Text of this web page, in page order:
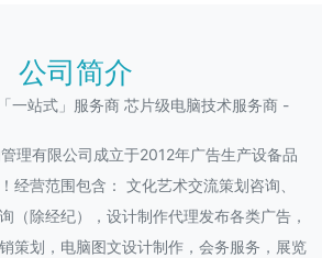
公司简介
一站式」服务商 芯片级电脑技术服务商 -
管理有限公司成立于2012年广告生产设备品
经营范围包含： 文化艺术交流策划咨询、
（除经纪），设计制作代理发布各类广告，
策划，电脑图文设计制作，会务服务，展览